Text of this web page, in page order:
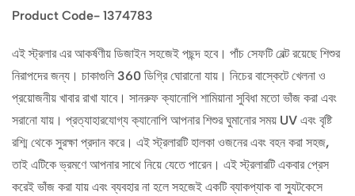
Product Code- 1374783
এই স্ট্রলার এর আকর্ষণীয় ডিজাইন সহজেই পছন্দ হবে। পাঁচ সেফটি বেল্ট রয়েছে শিশুর
নিরাপদের জন্য। চাকাগুলি 360 ডিগ্রি ঘোরানো যায়। নিচের বাস্কেটে খেলনা ও
প্রয়োজনীয় খাবার রাখা যাবে। সানরুফ ক্যানোপি শামিয়ানা সুবিধা মতো ভাঁজ করা এবং
সরানো যায়। প্রত্যাহারযোগ্য ক্যানোপি আপনার শিশুর ঘুমানোর সময় UV এবং বৃষ্টি
রশ্মি থেকে সুরক্ষা প্রদান করে। এই স্ট্রলারটি হালকা ওজনের এবং বহন করা সহজ,
তাই এটিকে ভ্রমণে আপনার সাথে নিয়ে যেতে পারেন। এই স্ট্রলারটি একবার প্রেস
করেই ভাঁজ করা যায় এবং ব্যবহার না হলে সহজেই একটি ব্যাকপ্যাক বা স্যুটকেসে